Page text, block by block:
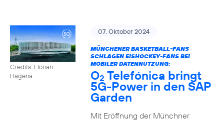
Credits: Florian
Hagena
07. Oktober 2024
MÜNCHENER BASKETBALL-FANS
SCHLAGEN EISHOCKEY-FANS BEI
MOBILER DATENNUTZUNG:
O2 Telefónica bringt
5G-Power in den SAP
Garden
Mit Eröffnung der Münchner